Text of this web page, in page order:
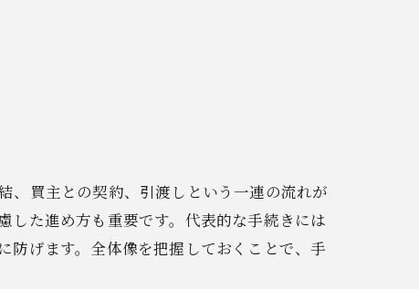
、買主との契約、引渡しという一連の流れが
した進め方も重要です。代表的な手続きには
防げます。全体像を把握しておくことで、手